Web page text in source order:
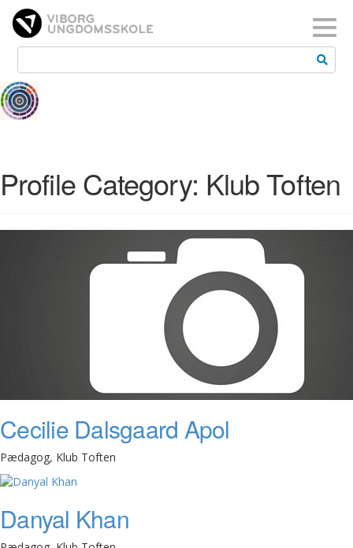
Profile Category: Klub Toften
Cecilie Dalsgaard Apol
Pædagog, Klub Toften
Danyal Khan